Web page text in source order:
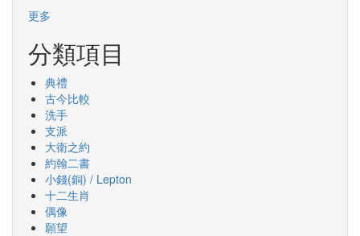
更多
分類項目
典禮
古今比較
洗手
支派
大衛之約
約翰二書
小錢(銅) / Lepton
十二生肖
偶像
願望